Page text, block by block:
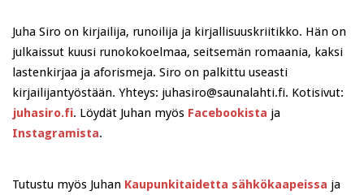
Juha Siro on kirjailija, runoilija ja kirjallisuuskriitikko. Hän on
julkaissut kuusi runokokoelmaa, seitsemän romaania, kaksi
lastenkirjaa ja aforismeja. Siro on palkittu useasti
kirjailijantyöstään. Yhteys: juhasiro@saunalahti.fi. Kotisivut:
juhasiro.fi. Löydät Juhan myös Facebookista ja
Instagramista.
Tutustu myös Juhan Kaupunkitaidetta sähkökaapeissa ja